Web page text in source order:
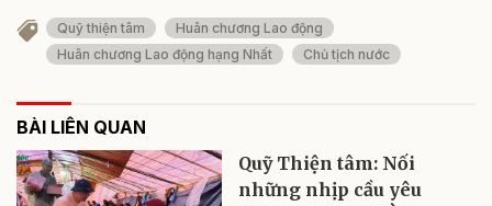
Quỹ thiện tâm
Huân chương Lao động
Huân chương Lao động hạng Nhất
Chủ tịch nước
BÀI LIÊN QUAN
Quỹ Thiện tâm: Nối
những nhịp cầu yêu